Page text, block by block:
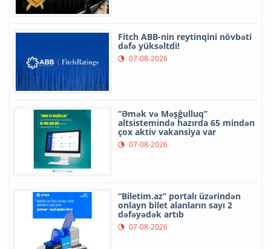
Fitch ABB-nin reytinqini növbəti
dəfə yüksəltdi!
07-08-2026
“Əmək və Məşğulluq”
altsistemində hazırda 65 mindən
çox aktiv vakansiya var
07-08-2026
“Biletim.az” portalı üzərindən
onlayn bilet alanların sayı 2
dəfəyədək artıb
07-08-2026